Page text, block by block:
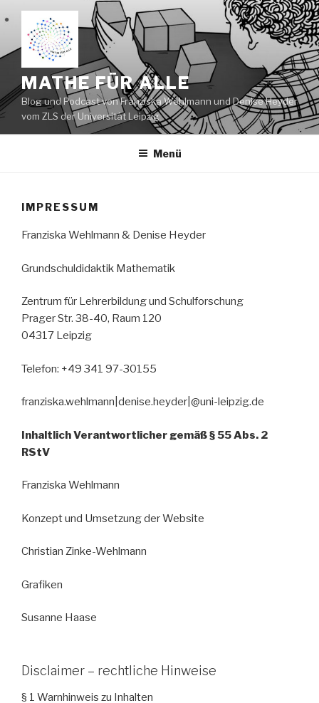
Inhalt
springen
MATHE FÜR ALLE
Blog und Podcast von Franziska Wehlmann und Denise Heyder
vom ZLS der Universität Leipzig
Menü
IMPRESSUM
Franziska Wehlmann & Denise Heyder
Grundschuldidaktik Mathematik
Zentrum für Lehrerbildung und Schulforschung
Prager Str. 38-40, Raum 120
04317 Leipzig
Telefon: +49 341 97-30155
franziska.wehlmann|denise.heyder|@uni-leipzig.de
Inhaltlich Verantwortlicher gemäß § 55 Abs. 2
RStV
Franziska Wehlmann
Konzept und Umsetzung der Website
Christian Zinke-Wehlmann
Grafiken
Susanne Haase
Disclaimer – rechtliche Hinweise
§ 1 Warnhinweis zu Inhalten